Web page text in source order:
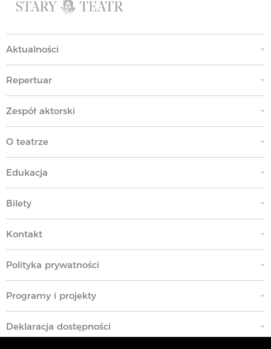
Aktualności
Repertuar
Zespół aktorski
O teatrze
Edukacja
Bilety
Kontakt
Polityka prywatności
Programy i projekty
Deklaracja dostępności